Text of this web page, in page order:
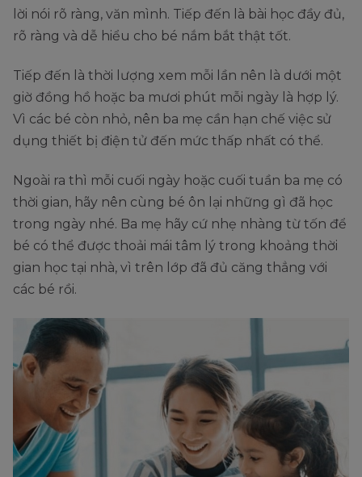
lời nói rõ ràng, văn mình. Tiếp đến là bài học đầy đủ,
rõ ràng và dễ hiểu cho bé nắm bắt thật tốt.
Tiếp đến là thời lượng xem mỗi lần nên là dưới một
giờ đồng hồ hoặc ba mươi phút mỗi ngày là hợp lý.
Vì các bé còn nhỏ, nên ba mẹ cần hạn chế việc sử
dụng thiết bị điện tử đến mức thấp nhất có thể.
Ngoài ra thì mỗi cuối ngày hoặc cuối tuần ba mẹ có
thời gian, hãy nên cùng bé ôn lại những gì đã học
trong ngày nhé. Ba mẹ hãy cứ nhẹ nhàng từ tốn để
bé có thể được thoải mái tâm lý trong khoảng thời
gian học tại nhà, vì trên lớp đã đủ căng thẳng với
các bé rồi.